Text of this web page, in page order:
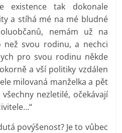
existence tak dokonale
a stíhá mé na mé bludné
nemám už na
svou rodinu, a nechci
pro svou rodinu někde
a vší politiky vzdálen
milovaná manželka a pět
nezletilé, očekávají
povýšenost? Je to vůbec